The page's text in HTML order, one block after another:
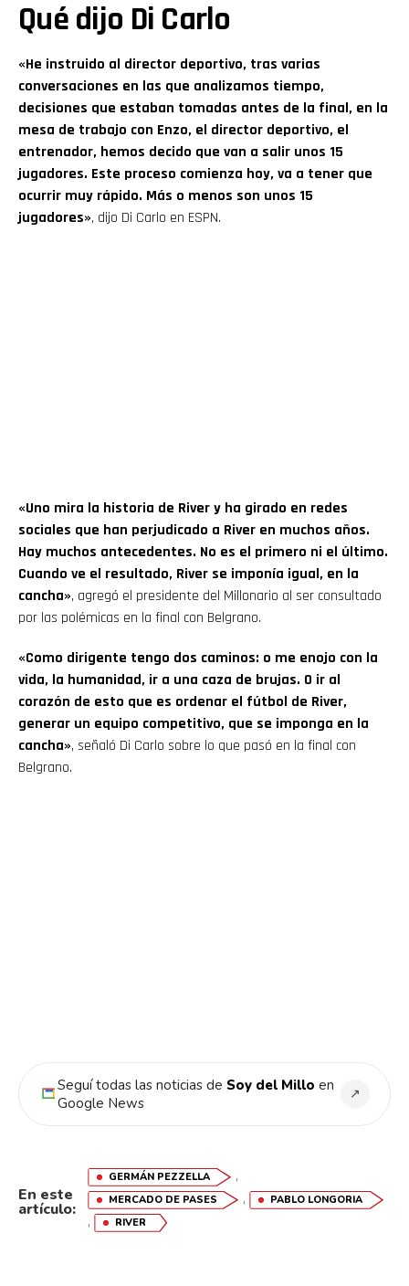
Qué dijo Di Carlo
«He instruido al director deportivo, tras varias
conversaciones en las que analizamos tiempo,
decisiones que estaban tomadas antes de la final, en la
mesa de trabajo con Enzo, el director deportivo, el
entrenador, hemos decido que van a salir unos 15
jugadores. Este proceso comienza hoy, va a tener que
ocurrir muy rápido. Más o menos son unos 15
jugadores», dijo Di Carlo en ESPN.
«Uno mira la historia de River y ha girado en redes
sociales que han perjudicado a River en muchos años.
Hay muchos antecedentes. No es el primero ni el último.
Cuando ve el resultado, River se imponía igual, en la
cancha», agregó el presidente del Millonario al ser consultado
por las polémicas en la final con Belgrano.
«Como dirigente tengo dos caminos: o me enojo con la
vida, la humanidad, ir a una caza de brujas. O ir al
corazón de esto que es ordenar el fútbol de River,
generar un equipo competitivo, que se imponga en la
cancha», señaló Di Carlo sobre lo que pasó en la final con
Belgrano.
Seguí todas las noticias de Soy del Millo en
Google News
↗
En este
artículo:
GERMÁN PEZZELLA ,
MERCADO DE PASES , PABLO LONGORIA
, RIVER
Reddit
Pinterest
Whatsapp
Email